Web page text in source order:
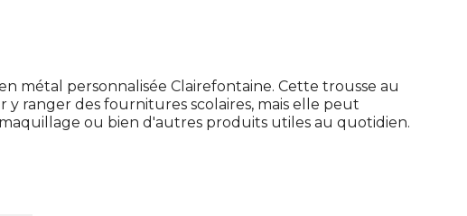
métal personnalisée Clairefontaine. Cette trousse au
ranger des fournitures scolaires, mais elle peut
ou bien d'autres produits utiles au quotidien.